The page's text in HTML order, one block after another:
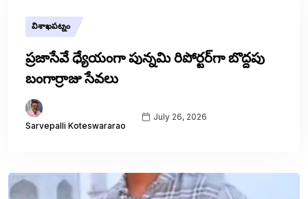
విశాఖపట్నం
ప్రజాసేవే ధ్యేయంగా పున్నమి రిపోర్టర్‌గా బొద్దపు
బంగార్రాజు సేవలు
Sarvepalli Koteswararao
July 26, 2026